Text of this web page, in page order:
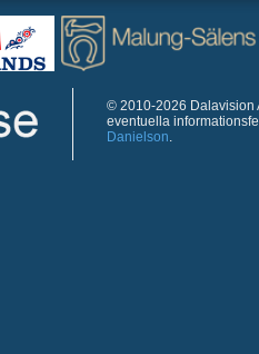
© 2010-2026 Dalavision
eventuella
Danielson.